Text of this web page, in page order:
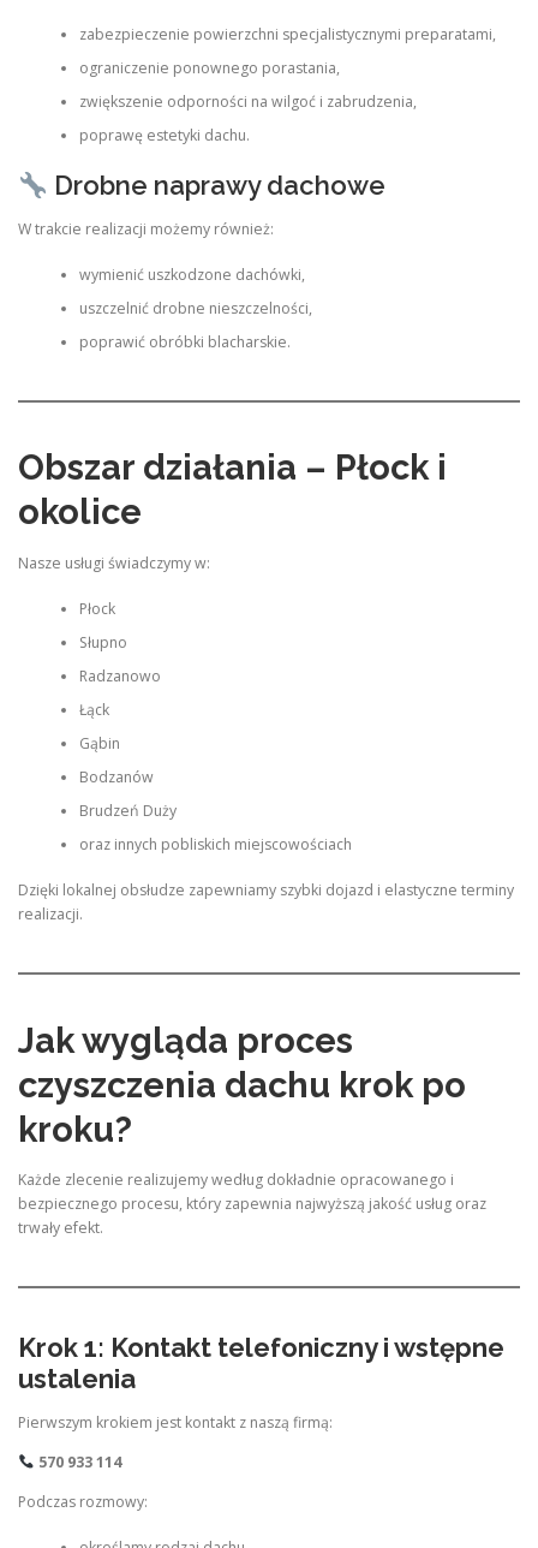
zabezpieczenie powierzchni specjalistycznymi preparatami,
ograniczenie ponownego porastania,
zwiększenie odporności na wilgoć i zabrudzenia,
poprawę estetyki dachu.
Drobne naprawy dachowe
W trakcie realizacji możemy również:
wymienić uszkodzone dachówki,
uszczelnić drobne nieszczelności,
poprawić obróbki blacharskie.
Obszar działania – Płock i
okolice
Nasze usługi świadczymy w:
Płock
Słupno
Radzanowo
Łąck
Gąbin
Bodzanów
Brudzeń Duży
oraz innych pobliskich miejscowościach
Dzięki lokalnej obsłudze zapewniamy szybki dojazd i elastyczne terminy
realizacji.
Jak wygląda proces
czyszczenia dachu krok po
kroku?
Każde zlecenie realizujemy według dokładnie opracowanego i
bezpiecznego procesu, który zapewnia najwyższą jakość usług oraz
trwały efekt.
Krok 1: Kontakt telefoniczny i wstępne
ustalenia
Pierwszym krokiem jest kontakt z naszą firmą:
570 933 114
Podczas rozmowy: